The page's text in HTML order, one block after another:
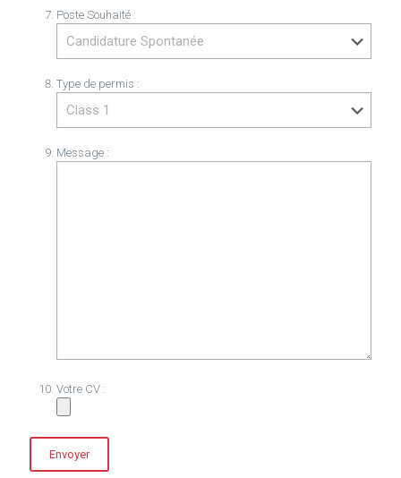
Poste Souhaité :
Type de permis :
Message :
Votre CV :